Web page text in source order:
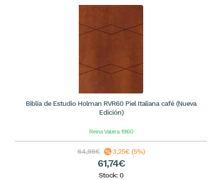
Biblia de Estudio Holman RVR60 Piel Italiana café (Nueva
Edición)
Reina Valera 1960
64,99€ 3,25€ (5%)
61,74€
Stock: 0